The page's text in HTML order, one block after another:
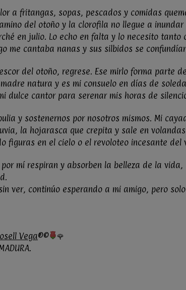
a fritangas, sopas, pescados y comidas
del otoño y la clorofila no llegue a
en julio. Lo echo en falta y lo necesito
me cantaba nanas y sus silbidos se
del otoño, regrese. Ese mirlo forma parte
natura y es mi consuelo en días de
dulce cantor para serenar mis horas de
y sostenernos por nosotros mismos. Mi
la hojarasca que crepita y sale en
figuras en el cielo o el revoloteo incesante del
mí respiran y absorben la belleza de la
ver, continúo esperando a mi amigo, pero
Vega®©
🌹